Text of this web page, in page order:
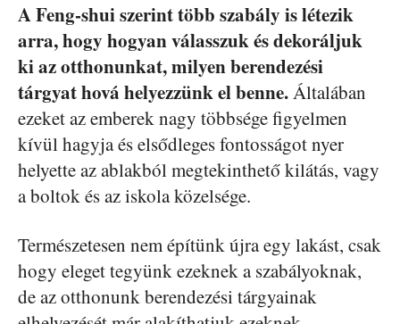
A Feng-shui szerint több szabály is létezik
arra, hogy hogyan válasszuk és dekoráljuk
ki az otthonunkat, milyen berendezési
tárgyat hová helyezzünk el benne.Általában
ezeket az emberek nagy többsége figyelmen
kívül hagyja és elsődleges fontosságot nyer
helyette az ablakból megtekinthető kilátás, vagy
a boltok és az iskola közelsége.
Természetesen nem építünk újra egy lakást, csak
hogy eleget tegyünk ezeknek a szabályoknak,
de az otthonunk berendezési tárgyainak